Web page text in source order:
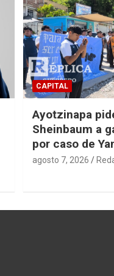
CAPITAL
Ayotzinapa
Sheinbaum a
por caso de
agosto 7, 2026